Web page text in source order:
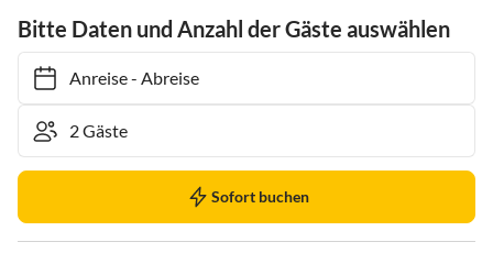
Bitte Daten und Anzahl der Gäste auswählen
Anreise- Abreise
Sofort buchen